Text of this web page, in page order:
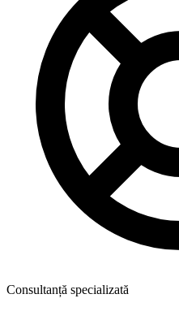
Consultanță specializată